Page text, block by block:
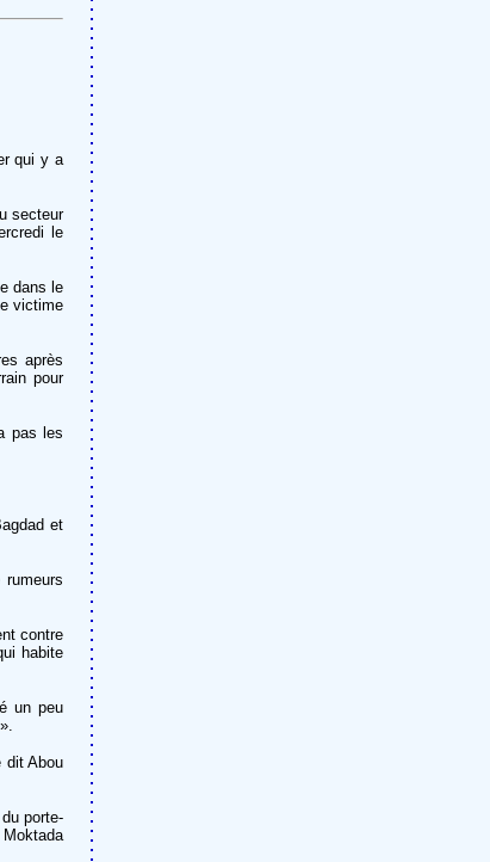
qui y a
secteur
le
dans le
victime
après
pour
pas les
et
contre
habite
un peu
dit Abou
porte-